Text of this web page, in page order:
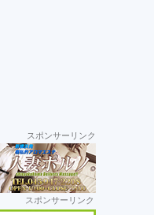
スポンサーリンク
スポンサーリンク